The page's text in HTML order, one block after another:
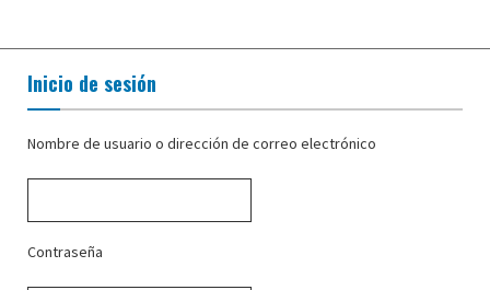
Inicio de sesión
Nombre de usuario o dirección de correo electrónico
Contraseña